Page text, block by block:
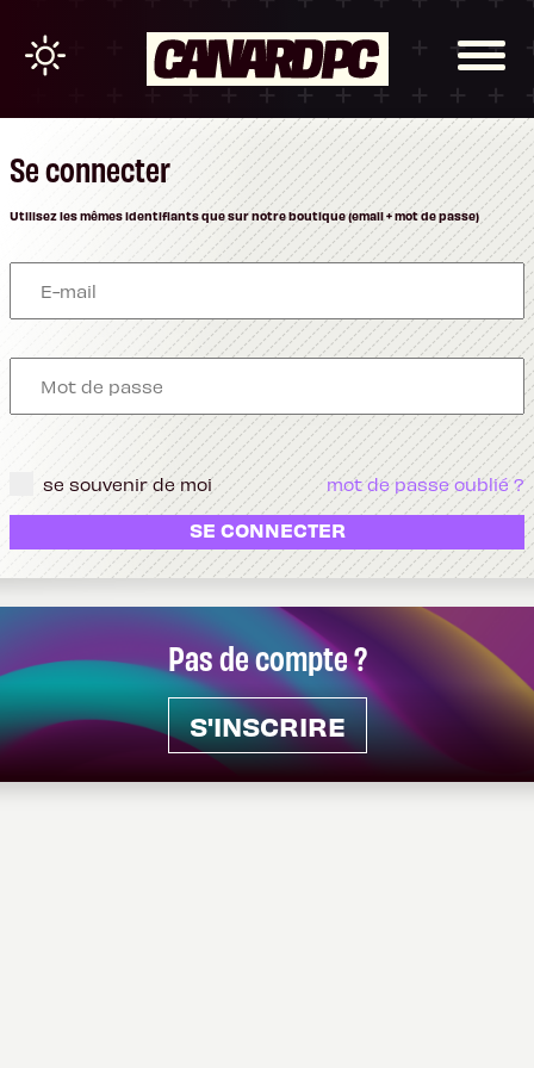
Pas de compte ?
S'INSCRIRE
Se connecter
Utilisez les mêmes identifiants que sur notre boutique (email + mot de passe)
se souvenir de moi mot de passe oublié ?
SE CONNECTER